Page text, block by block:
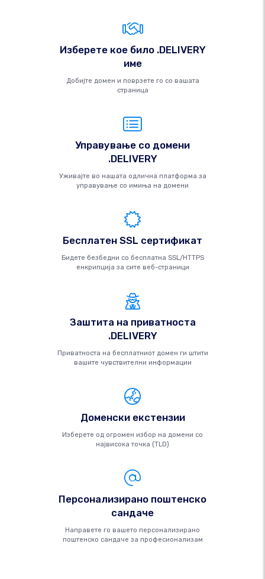
Изберете кое било .DELIVERY
име
Добијте домен и поврзете го со вашата
страница
Управување со домени
.DELIVERY
Уживајте во нашата одлична платформа за
управување со имиња на домени
Бесплатен SSL сертификат
Бидете безбедни со бесплатна SSL/HTTPS
енкрипција за сите веб-страници
Заштита на приватноста
.DELIVERY
Приватноста на бесплатниот домен ги штити
вашите чувствителни информации
Доменски екстензии
Изберете од огромен избор на домени со
највисока точка (TLD)
Персонализирано поштенско
сандаче
Направете го вашето персонализирано
поштенско сандаче за професионализам